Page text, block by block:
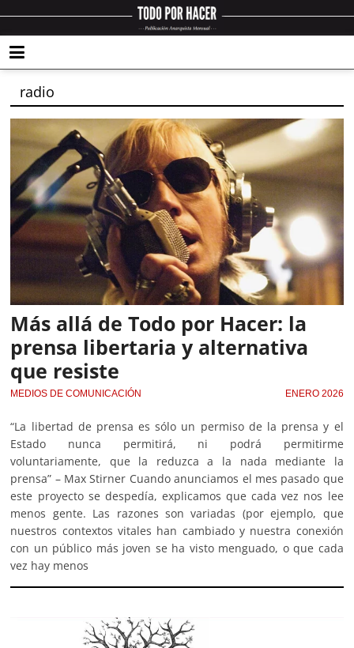
radio
Más allá de Todo por Hacer: la
prensa libertaria y alternativa
que resiste
MEDIOS DE COMUNICACIÓN ENERO 2026
“La libertad de prensa es sólo un permiso de la prensa y el
Estado nunca permitirá, ni podrá permitirme
voluntariamente, que la reduzca a la nada mediante la
prensa” – Max Stirner Cuando anunciamos el mes pasado que
este proyecto se despedía, explicamos que cada vez nos lee
menos gente. Las razones son variadas (por ejemplo, que
nuestros contextos vitales han cambiado y nuestra conexión
con un público más joven se ha visto menguado, o que cada
vez hay menos